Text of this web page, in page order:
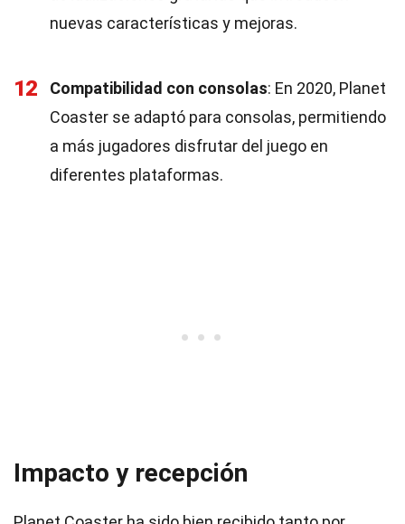
nuevas características y mejoras.
12 Compatibilidad con consolas: En 2020, Planet
Coaster se adaptó para consolas, permitiendo
a más jugadores disfrutar del juego en
diferentes plataformas.
Impacto y recepción